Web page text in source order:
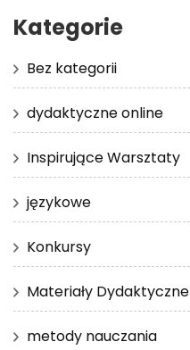
Kategorie
Bez kategorii
dydaktyczne online
Inspirujące Warsztaty
językowe
Konkursy
Materiały Dydaktyczne
metody nauczania